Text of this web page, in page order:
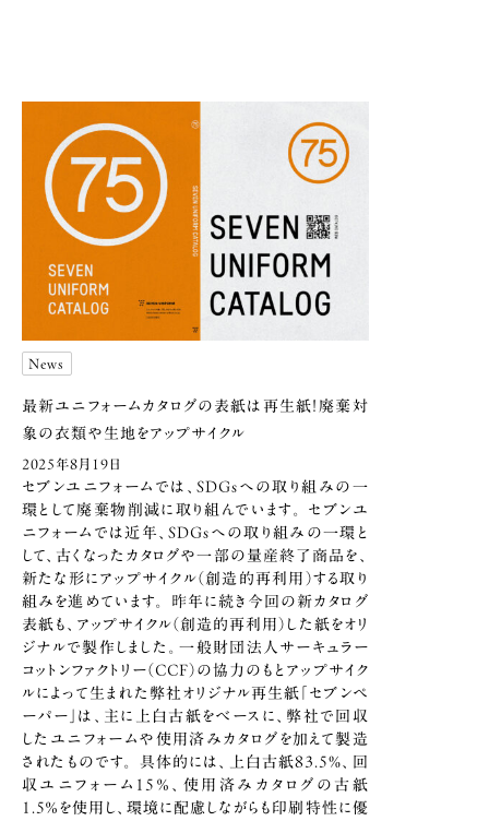
News
最新ユニフォームカタログの表紙は再生紙！ 廃棄対
象の衣類や生地をアップサイクル
2025年8月19日
セブンユニフォームでは、SDGsへの取り組みの一
環として廃棄物削減に取り組んでいます。 セブンユ
ニフォームでは近年、SDGsへの取り組みの一環と
して、古くなったカタログや一部の量産終了商品を、
新たな形にアップサイクル（創造的再利用）する取り
組みを進めています。 昨年に続き今回の新カタログ
表紙も、アップサイクル（創造的再利用）した紙をオリ
ジナルで製作しました。一般財団法人サーキュラー
コットンファクトリー（CCF）の協力のもとアップサイク
ルによって生まれた弊社オリジナル再生紙「セブンペ
ーパー」は、主に上白古紙をベースに、弊社で回収
したユニフォームや使用済みカタログを加えて製造
されたものです。 具体的には、上白古紙83.5%、回
収ユニフォーム15％、使用済みカタログの古紙
1.5％を使用し、環境に配慮しながらも印刷特性に優